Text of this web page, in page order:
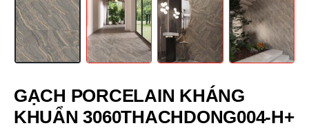
GẠCH PORCELAIN KHÁNG
KHUẨN 3060THACHDONG004-H+